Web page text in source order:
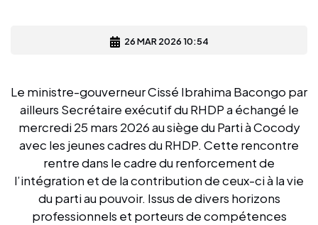
26 MAR 2026 10:54
Le ministre-gouverneur Cissé Ibrahima Bacongo par
ailleurs Secrétaire exécutif du RHDP a échangé le
mercredi 25 mars 2026 au siège du Parti à Cocody
avec les jeunes cadres du RHDP. Cette rencontre
rentre dans le cadre du renforcement de
l’intégration et de la contribution de ceux-ci à la vie
du parti au pouvoir. Issus de divers horizons
professionnels et porteurs de compétences